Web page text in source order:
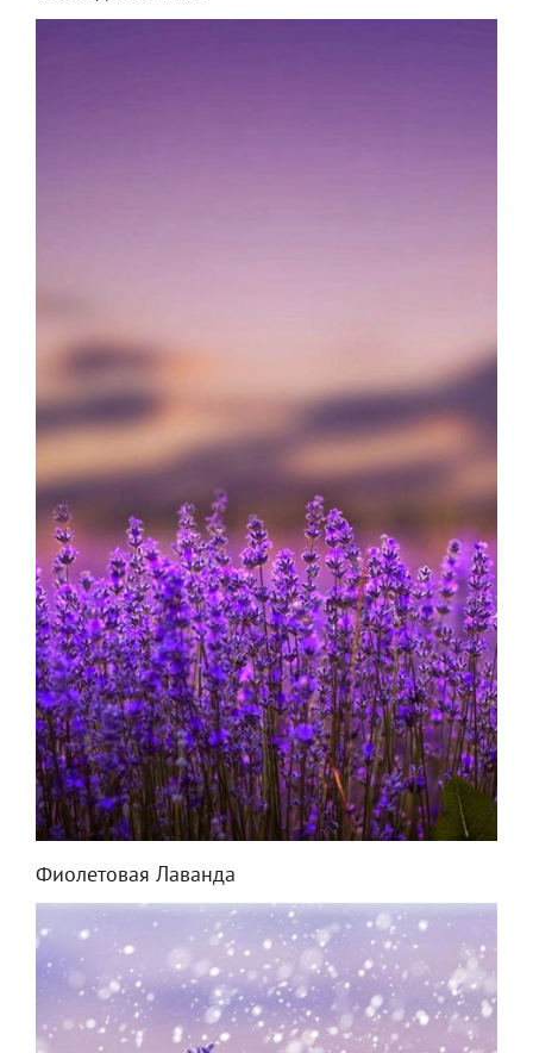
Фиолетовая Лаванда